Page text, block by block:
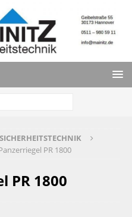
PR 1800
PR 1800